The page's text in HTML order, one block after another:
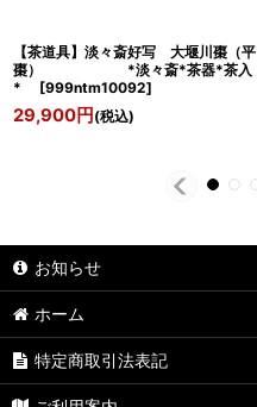
【茶道具】淡々斎好写 大堰川棗（平
棗） *淡々斎*茶器*茶入
*
[999ntm10092]
29,900円 (税込)
お知らせ
ホーム
特定商取引法表記